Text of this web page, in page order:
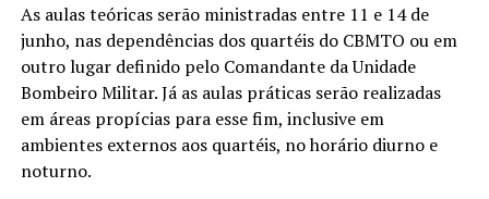
As aulas teóricas serão ministradas entre 11 e 14 de
junho, nas dependências dos quartéis do CBMTO ou em
outro lugar definido pelo Comandante da Unidade
Bombeiro Militar. Já as aulas práticas serão realizadas
em áreas propícias para esse fim, inclusive em
ambientes externos aos quartéis, no horário diurno e
noturno.